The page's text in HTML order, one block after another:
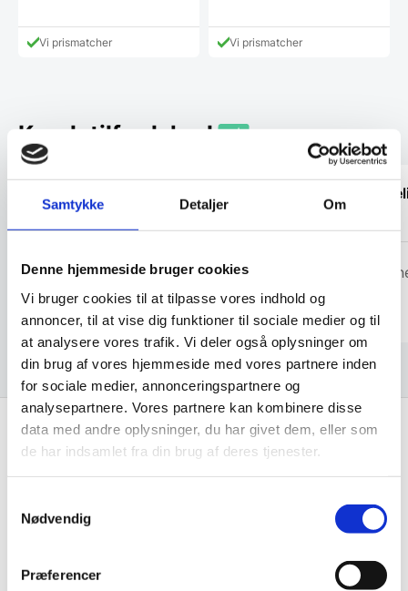
Samtykke Detaljer Om
Denne hjemmeside bruger cookies
Vi bruger cookies til at tilpasse vores indhold og
annoncer, til at vise dig funktioner til sociale medier og til
at analysere vores trafik. Vi deler også oplysninger om
din brug af vores hjemmeside med vores partnere inden
for sociale medier, annonceringspartnere og
analysepartnere. Vores partnere kan kombinere disse
data med andre oplysninger, du har givet dem, eller som
de har indsamlet fra din brug af deres tjenester.
Nødvendig
Præferencer
vare
vælges
Vi prismatcher
vare
Vi prismatcher
Kundetilfredshed
priser.”
Bent Graakjær
Få de bedste tilbud først!
Husk at tilmelde dig vores nyhedsbrev og vær først
til de bedste tilbud. Og bare rolig, vi spammer dig
informationer til dig.